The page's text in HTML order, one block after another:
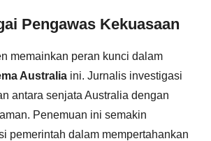
Pengawas Kekuasaan
memainkan peran kunci dalam
Australia ini. Jurnalis investigasi
antara senjata Australia dengan
Penemuan ini semakin
pemerintah dalam mempertahankan